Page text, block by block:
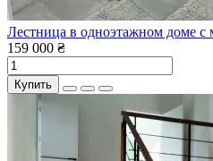
Лестница в одноэтажном доме с
159 000 ₴
Купить